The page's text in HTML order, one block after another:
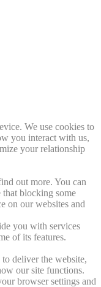
We use cookies to
you interact with us,
your relationship
out more. You can
that blocking some
on our websites and
you with services
of its features.
to deliver the website,
our site functions.
browser settings and